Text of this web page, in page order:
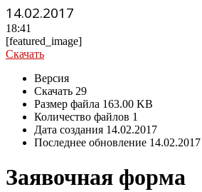
14.02.2017
18:41
[featured_image]
Скачать
Версия
Скачать 29
Размер файла 163.00 KB
Количество файлов 1
Дата создания 14.02.2017
Последнее обновление 14.02.2017
Заявочная форма